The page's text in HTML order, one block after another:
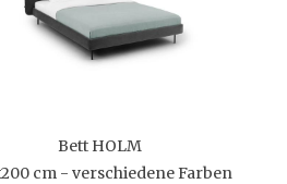
Bett HOLM
cm - verschiedene Farben